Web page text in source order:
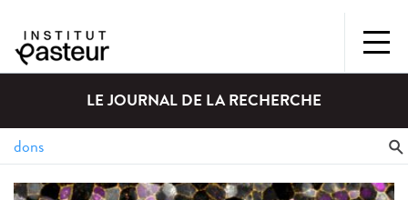
LE JOURNAL DE LA RECHERCHE